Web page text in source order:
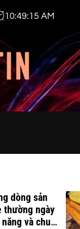
10:49:16 AM
dòng sản
thường ngày
và chuột